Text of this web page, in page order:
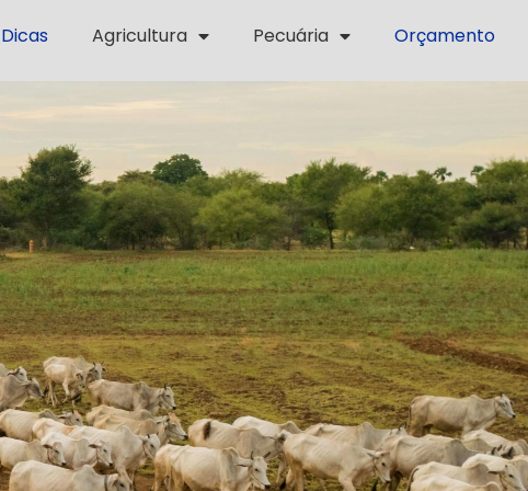
Dicas Agricultura Pecuária Orçamento